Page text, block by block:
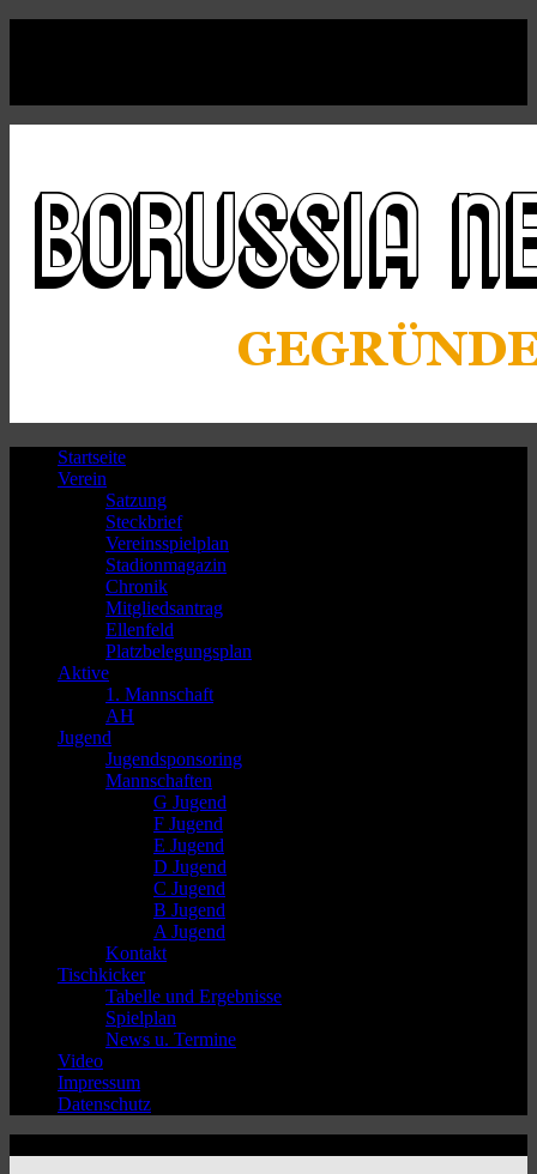
Startseite
Verein
Satzung
Steckbrief
Vereinsspielplan
Stadionmagazin
Chronik
Mitgliedsantrag
Ellenfeld
Platzbelegungsplan
Aktive
1. Mannschaft
AH
Jugend
Jugendsponsoring
Mannschaften
G Jugend
F Jugend
E Jugend
D Jugend
C Jugend
B Jugend
A Jugend
Kontakt
Tischkicker
Tabelle und Ergebnisse
Spielplan
News u. Termine
Video
Impressum
Datenschutz